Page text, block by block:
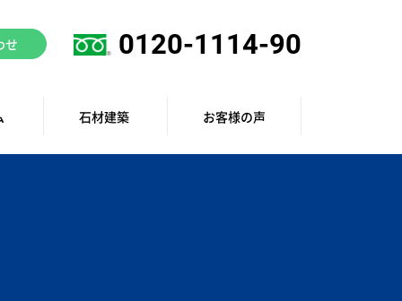
せ 0120-1114-90
石材建築 お客様の声